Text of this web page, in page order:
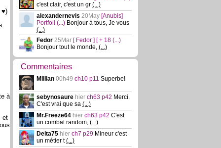
♥)
à
et
c'est clair, c'est un gr (...)
alexandernevis 20May [Anubis]
Portfoli (...) Bonjour à tous, Je vous
(...)
Fedor 25Mar [ Fedor ] [ + 18 (...)
Bonjour tout le monde, (...)
Commentaires
Millian 00h49 ch10 p11 Superbe!
sebynosaure hier ch63 p42 Merci.
C'est vrai que sa (...)
Mr.Freeze64 hier ch63 p42 C'est
un combat random, (...)
Delta75 hier ch7 p29 Mineur c'est
un métier t(...)